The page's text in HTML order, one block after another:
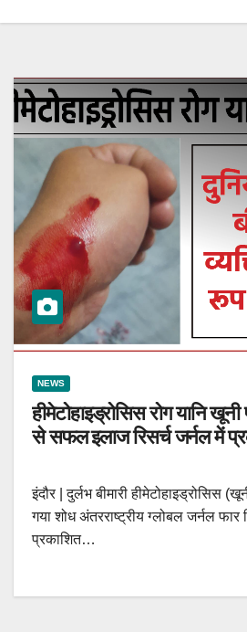
NEWS
हीमेटोहाइड्रोसिस रोग यानि खूनी
से सफल इलाज रिसर्च जर्नल में
इंदौर | दुर्लभ बीमारी हीमेटोहाइड्रोसिस
गया शोध अंतरराष्ट्रीय ग्लोबल जर्नल फार
प्रकाशित…